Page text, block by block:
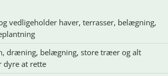
vedligeholder haver, terrasser, belægning,
dræning, belægning, store træer og alt
dyre at rette